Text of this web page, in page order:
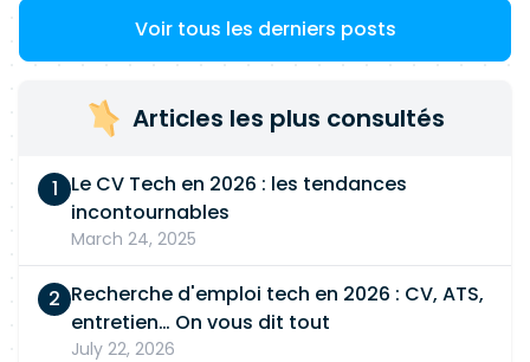
Voir tous les derniers posts
Articles les plus consultés
Le CV Tech en 2026 : les tendances
incontournables
March 24, 2025
Recherche d'emploi tech en 2026 : CV, ATS,
entretien… On vous dit tout
July 22, 2026